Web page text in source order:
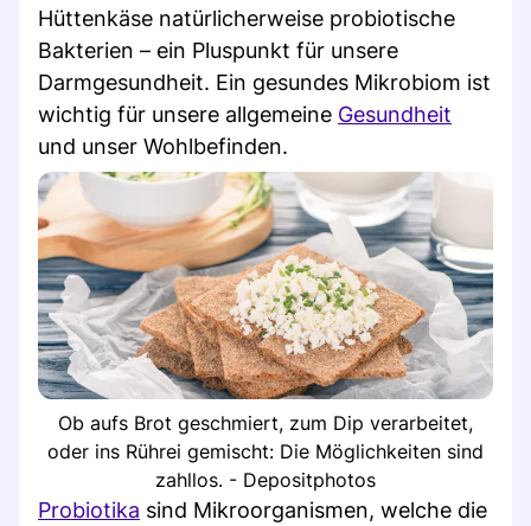
Hüttenkäse natürlicherweise probiotische
Bakterien – ein Pluspunkt für unsere
Darmgesundheit. Ein gesundes Mikrobiom ist
wichtig für unsere allgemeine Gesundheit
und unser Wohlbefinden.
Ob aufs Brot geschmiert, zum Dip verarbeitet,
oder ins Rührei gemischt: Die Möglichkeiten sind
zahllos. - Depositphotos
Probiotika sind Mikroorganismen, welche die